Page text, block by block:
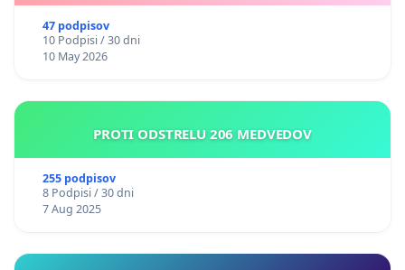
47 podpisov
10 Podpisi / 30 dni
10 May 2026
PROTI ODSTRELU 206 MEDVEDOV
255 podpisov
8 Podpisi / 30 dni
7 Aug 2025